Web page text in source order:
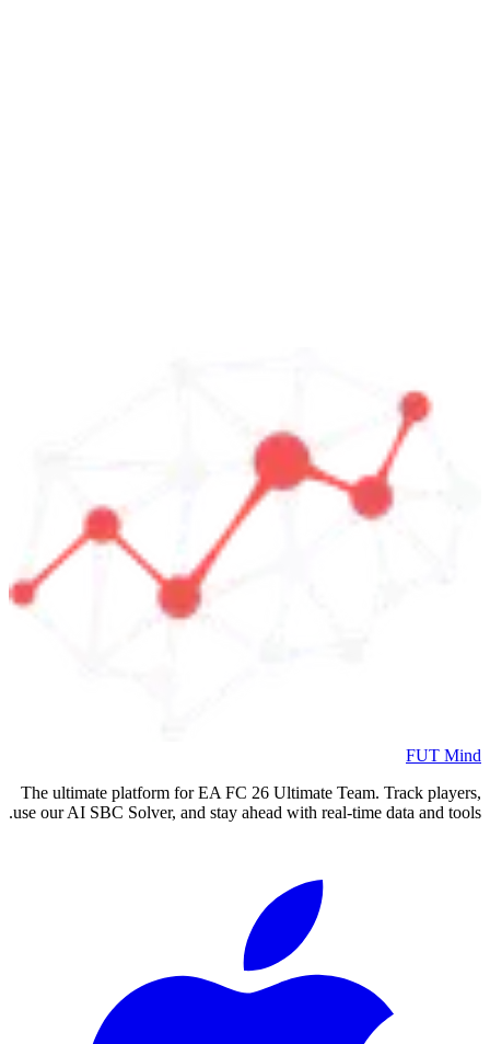
FUT Mind
The ultimate platform for EA FC 26 Ultimate Team. Track players,
use our AI SBC Solver, and stay ahead with real-time data and tools.